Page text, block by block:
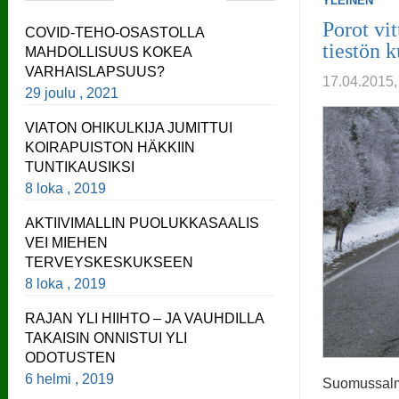
Porot
tiestön
COVID-TEHO-OSASTOLLA
MAHDOLLISUUS KOKEA
VARHAISLAPSUUS?
29 joulu , 2021
VIATON OHIKULKIJA JUMITTUI
KOIRAPUISTON HÄKKIIN
TUNTIKAUSIKSI
8 loka , 2019
AKTIIVIMALLIN PUOLUKKASAALIS
VEI MIEHEN
TERVEYSKESKUKSEEN
8 loka , 2019
RAJAN YLI HIIHTO – JA VAUHDILLA
TAKAISIN ONNISTUI YLI
ODOTUSTEN
6 helmi , 2019